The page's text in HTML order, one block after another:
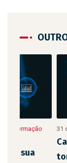
31 de julho de
Carreira
tornar um